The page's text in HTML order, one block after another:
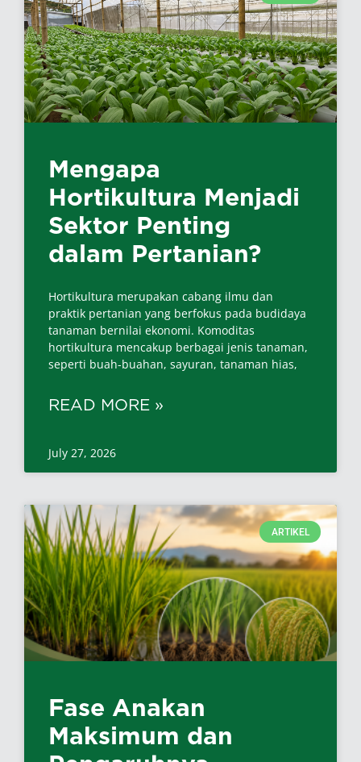
Mengapa
Hortikultura Menjadi
Sektor Penting
dalam Pertanian?
Hortikultura merupakan cabang ilmu dan
praktik pertanian yang berfokus pada budidaya
tanaman bernilai ekonomi. Komoditas
hortikultura mencakup berbagai jenis tanaman,
seperti buah-buahan, sayuran, tanaman hias,
READ MORE »
July 27, 2026
ARTIKEL
Fase Anakan
Maksimum dan